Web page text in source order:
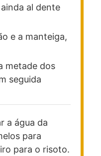
al dente
e a manteiga,
metade dos
seguida
a água da
para
para o risoto.